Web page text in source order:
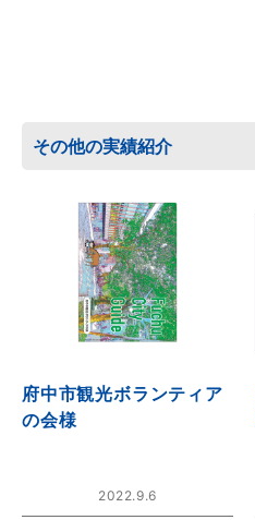
その他の実績紹介
府中市観光ボランティア
の会様
2022.9.6